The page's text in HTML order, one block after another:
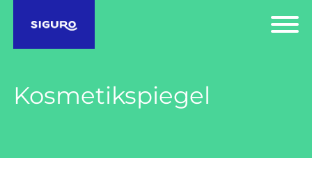
Kosmetikspiegel